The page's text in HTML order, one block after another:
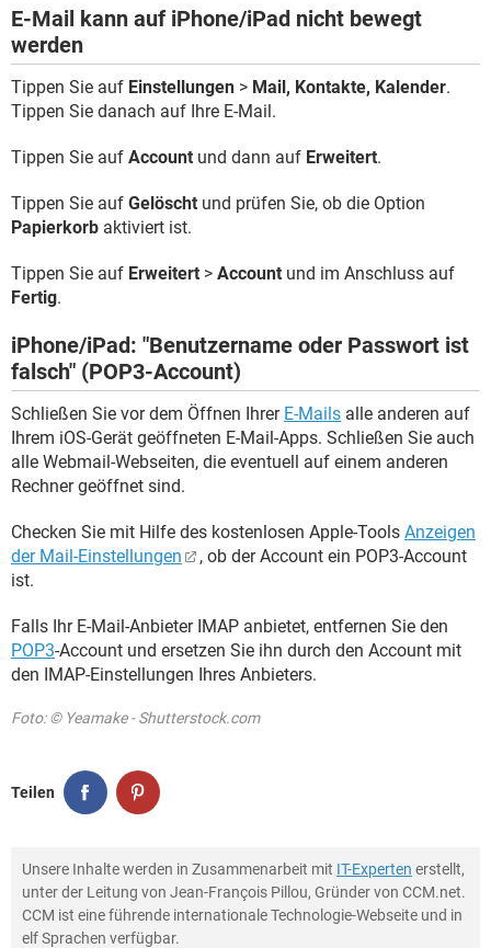
E-Mail kann auf iPhone/iPad nicht bewegt
werden
Tippen Sie auf Einstellungen > Mail, Kontakte, Kalender.
Tippen Sie danach auf Ihre E-Mail.
Tippen Sie auf Account und dann auf Erweitert.
Tippen Sie auf Gelöscht und prüfen Sie, ob die Option
Papierkorb aktiviert ist.
Tippen Sie auf Erweitert > Account und im Anschluss auf
Fertig.
iPhone/iPad: "Benutzername oder Passwort ist
falsch" (POP3-Account)
Schließen Sie vor dem Öffnen Ihrer E-Mails alle anderen auf
Ihrem iOS-Gerät geöffneten E-Mail-Apps. Schließen Sie auch
alle Webmail-Webseiten, die eventuell auf einem anderen
Rechner geöffnet sind.
Checken Sie mit Hilfe des kostenlosen Apple-Tools Anzeigen
der Mail-Einstellungen
, ob der Account ein POP3-Account
ist.
Falls Ihr E-Mail-Anbieter IMAP anbietet, entfernen Sie den
POP3-Account und ersetzen Sie ihn durch den Account mit
den IMAP-Einstellungen Ihres Anbieters.
Foto: © Yeamake - Shutterstock.com
Teilen
Unsere Inhalte werden in Zusammenarbeit mit IT-Experten erstellt,
unter der Leitung von Jean-François Pillou, Gründer von CCM.net.
CCM ist eine führende internationale Technologie-Webseite und in
elf Sprachen verfügbar.